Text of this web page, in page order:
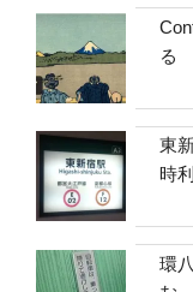
る
東
時
環